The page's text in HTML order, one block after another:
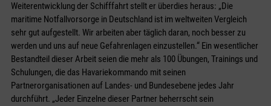
Weiterentwicklung der Schifffahrt stellt er überdies heraus: „Die
maritime Notfallvorsorge in Deutschland ist im weltweiten Vergleich
sehr gut aufgestellt. Wir arbeiten aber täglich daran, noch besser zu
werden und uns auf neue Gefahrenlagen einzustellen.“ Ein wesentlicher
Bestandteil dieser Arbeit seien die mehr als 100 Übungen, Trainings und
Schulungen, die das Havariekommando mit seinen
Partnerorganisationen auf Landes- und Bundesebene jedes Jahr
durchführt. „Jeder Einzelne dieser Partner beherrscht sein